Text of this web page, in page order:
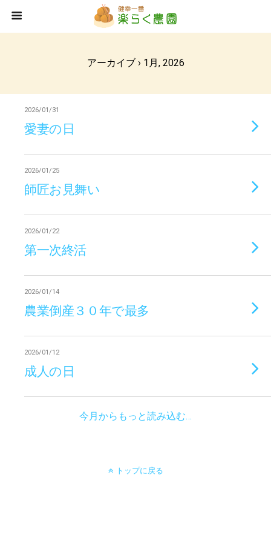
アーカイブ › 1月, 2026
2026/01/31
愛妻の日
2026/01/25
師匠お見舞い
2026/01/22
第一次終活
2026/01/14
農業倒産３０年で最多
2026/01/12
成人の日
今月からもっと読み込む…
トップに戻る